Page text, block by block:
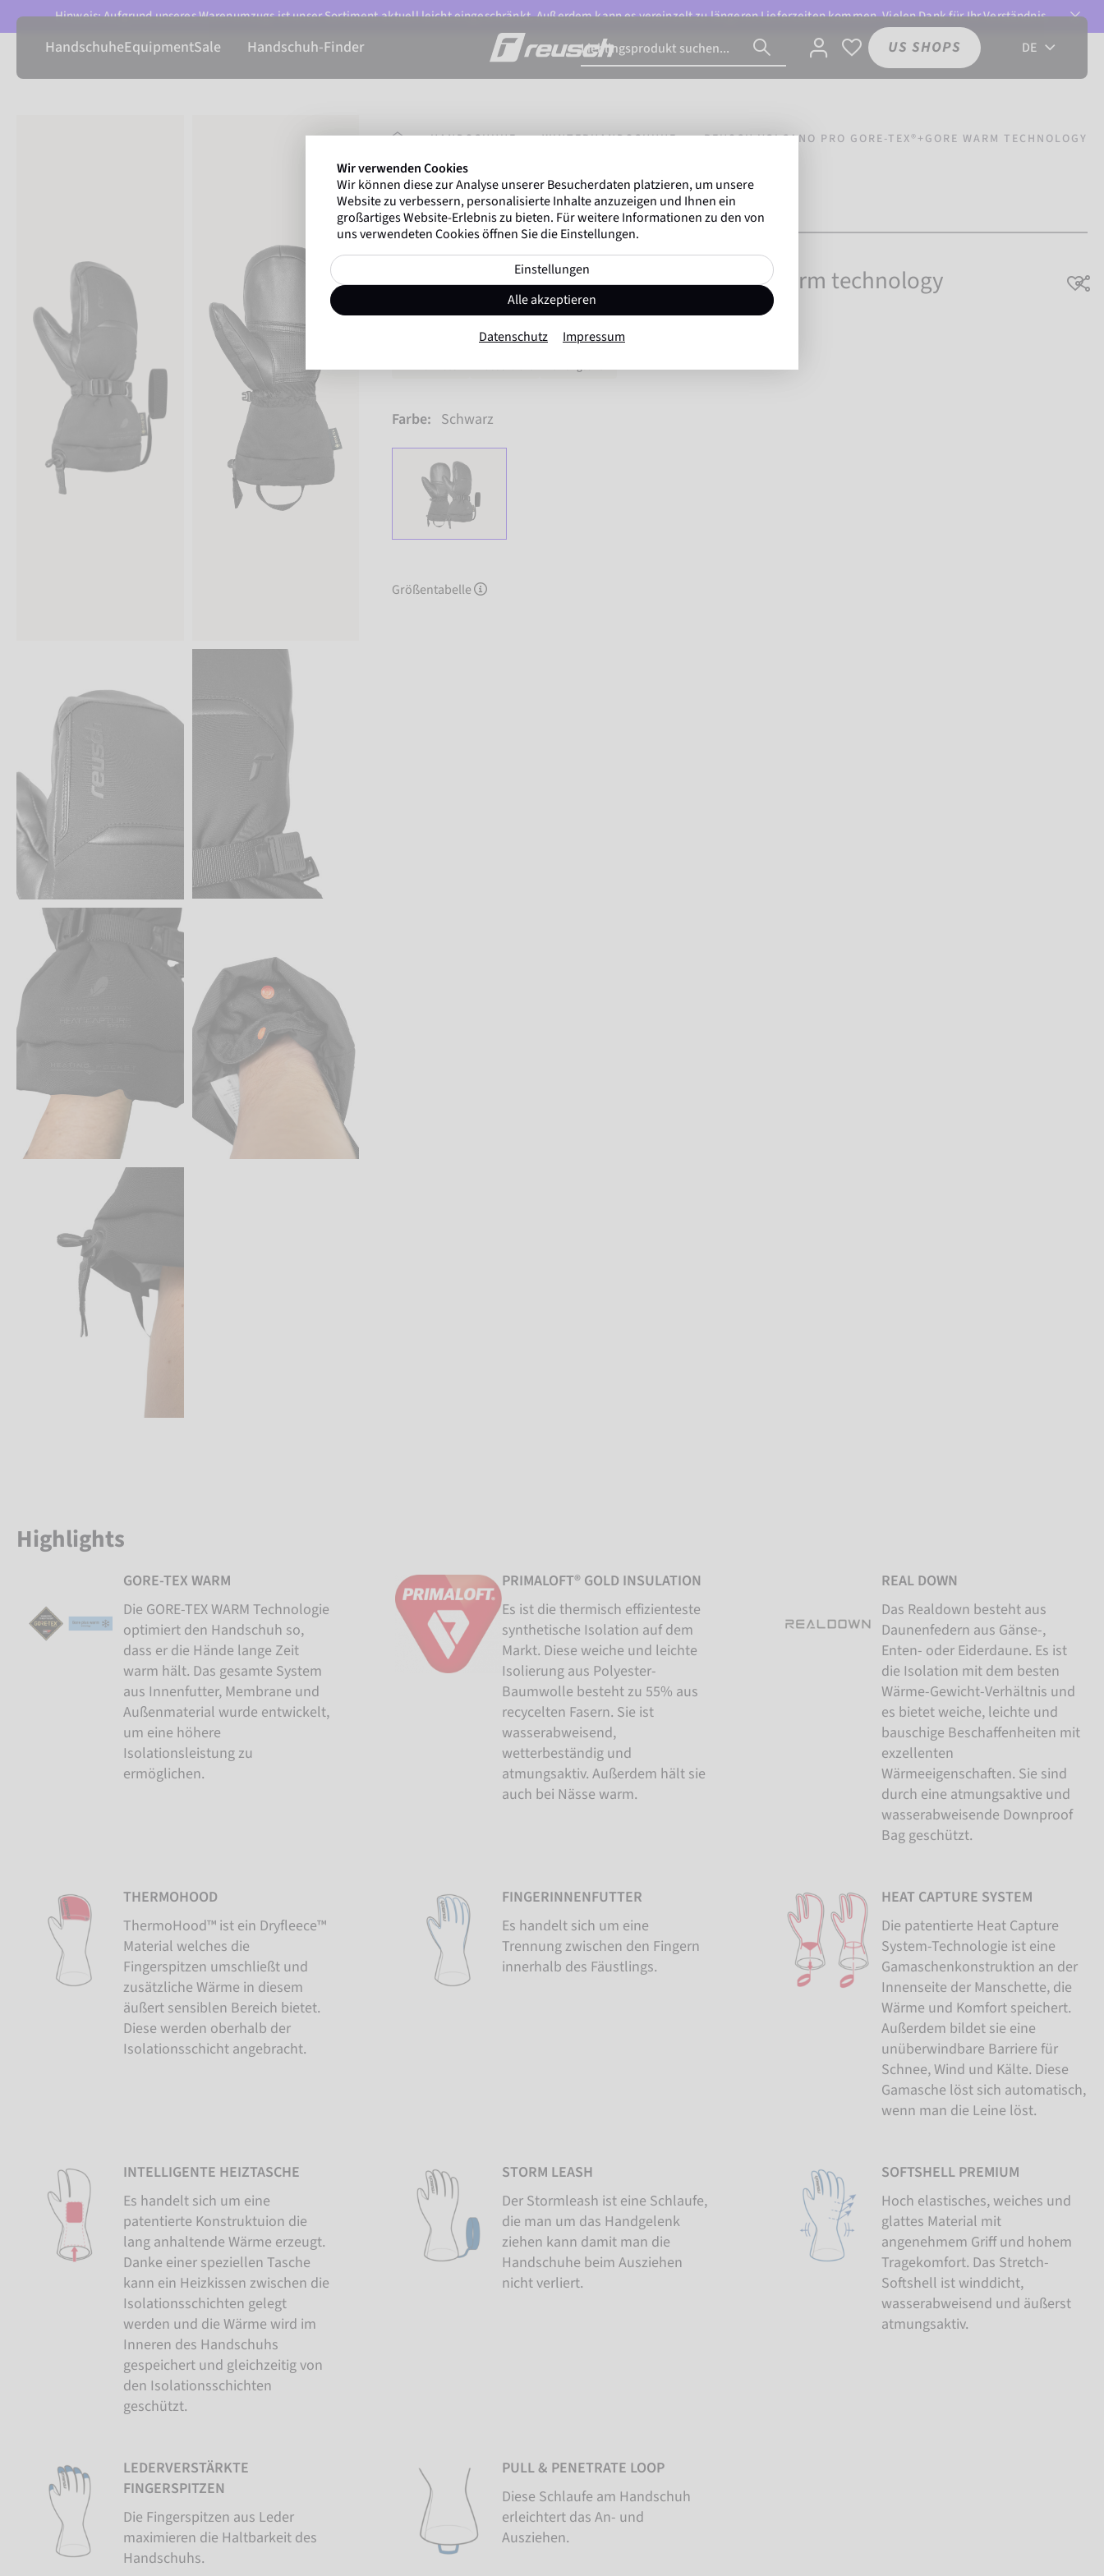
Hinweis: Aufgrund unseres Warenumzugs ist unser Sortiment aktuell leicht eingeschränkt. Außerdem kann es vereinzelt zu längeren Lieferzeiten kommen. Vielen Dank für Ihr Verständnis.
HandschuheEquipmentSale Handschuh-Finder US SHOPS DE
STARTSEITEHANDSCHUHE WINTERHANDSCHUHE REUSCH VOLCANO PRO GORE-TEX®+GORE WARM TECHNOLOGY
Marco Odermatt und mehr als500 professionelle
Winterathletenweltweit vertrauen auf Reusch.
Reusch Volcano Pro GORE-TEX®+Gore warm technology
Artikel-Nr. 6501600
Farbe: Schwarz
Größentabelle
Highlights
GORE-TEX WARM
Die GORE-TEX WARM Technologie
optimiert den Handschuh so,
dass er die Hände lange Zeit
warm hält. Das gesamte System
aus Innenfutter, Membrane und
Außenmaterial wurde entwickelt,
um eine höhere
Isolationsleistung zu
ermöglichen.
PRIMALOFT® GOLD INSULATION
Es ist die thermisch effizienteste
synthetische Isolation auf dem
Markt. Diese weiche und leichte
Isolierung aus Polyester-
Baumwolle besteht zu 55% aus
recycelten Fasern. Sie ist
wasserabweisend,
wetterbeständig und
atmungsaktiv. Außerdem hält sie
auch bei Nässe warm.
REAL DOWN
Das Realdown besteht aus
Daunenfedern aus Gänse-,
Enten- oder Eiderdaune. Es ist
die Isolation mit dem besten
Wärme-Gewicht-Verhältnis und
es bietet weiche, leichte und
bauschige Beschaffenheiten mit
exzellenten
Wärmeeigenschaften. Sie sind
durch eine atmungsaktive und
wasserabweisende Downproof
Bag geschützt.
THERMOHOOD
ThermoHood™ ist ein Dryfleece™
Material welches die
Fingerspitzen umschließt und
zusätzliche Wärme in diesem
äußert sensiblen Bereich bietet.
Diese werden oberhalb der
Isolationsschicht angebracht.
FINGERINNENFUTTER
Es handelt sich um eine
Trennung zwischen den Fingern
innerhalb des Fäustlings.
HEAT CAPTURE SYSTEM
Die patentierte Heat Capture
System-Technologie ist eine
Gamaschenkonstruktion an der
Innenseite der Manschette, die
Wärme und Komfort speichert.
Außerdem bildet sie eine
unüberwindbare Barriere für
Schnee, Wind und Kälte. Diese
Gamasche löst sich automatisch,
wenn man die Leine löst.
INTELLIGENTE HEIZTASCHE
Es handelt sich um eine
patentierte Konstruktuion die
lang anhaltende Wärme erzeugt.
Danke einer speziellen Tasche
kann ein Heizkissen zwischen die
Isolationsschichten gelegt
werden und die Wärme wird im
Inneren des Handschuhs
gespeichert und gleichzeitig von
den Isolationsschichten
geschützt.
STORM LEASH
Der Stormleash ist eine Schlaufe,
die man um das Handgelenk
ziehen kann damit man die
Handschuhe beim Ausziehen
nicht verliert.
SOFTSHELL PREMIUM
Hoch elastisches, weiches und
glattes Material mit
angenehmem Griff und hohem
Tragekomfort. Das Stretch-
Softshell ist winddicht,
wasserabweisend und äußerst
atmungsaktiv.
LEDERVERSTÄRKTE
FINGERSPITZEN
Die Fingerspitzen aus Leder
maximieren die Haltbarkeit des
Handschuhs.
PULL & PENETRATE LOOP
Diese Schlaufe am Handschuh
erleichtert das An- und
Ausziehen.
Wir verwenden Cookies
Wir können diese zur Analyse unserer Besucherdaten platzieren, um unsere
Website zu verbessern, personalisierte Inhalte anzuzeigen und Ihnen ein
großartiges Website-Erlebnis zu bieten. Für weitere Informationen zu den von
uns verwendeten Cookies öffnen Sie die Einstellungen.
Einstellungen
Alle akzeptieren
Datenschutz Impressum